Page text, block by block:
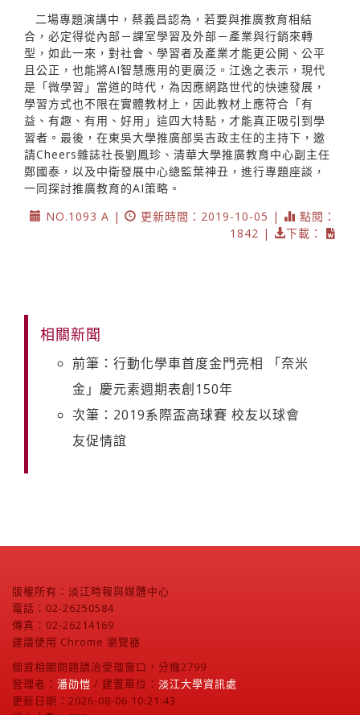
二場專題演講中，蔡義昌認為，若要與推廣教育相結
合，必定得從內部－課室學習及外部－產業與行銷來轉
型，如此一來，對社會、學習者及產業才能更公開、公平
且公正，也能將AI智慧應用的更廣泛。江逸之表示，現代
是「微學習」當道的時代，為因應網路世代的快速發展，
學習方式也不限在實體教材上，因此教材上應符合「有
益、有趣、有用、好用」這四大特點，才能真正吸引到學
習者。最後，在東吳大學推廣部吳吉政主任的主持下，邀
請Cheers雜誌社長劉鳳珍、清華大學推廣教育中心副主任
鄭國泰，以及中衛發展中心總監葉神丑，進行專題座談，
一同探討推廣教育的AI策略。
NO.1093 A |
更新時間：2019-10-05 |
點閱：
1842 |
下載：
相關新聞
前筆：行動化學車首度金門亮相 「奈米
金」慶元素週期表創150年
次筆：2019系際盃高球賽 校友以球會
友促情誼
版權所有：淡江時報與媒體中心
電話：02-26250584
傳真：02-26214169
建議使用 Chrome 瀏覽器
個資相關問題請洽受理窗口，分機2799
管理者： 潘劭愷 / 建置單位： 淡江大學資訊處
更新日期：2026-08-06 10:21:43